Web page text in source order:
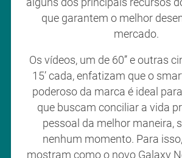
que garantem o melhor
mercado.
Os vídeos, um de 60’’ e outras
15’ cada, enfatizam que o
poderoso da marca é ideal
que buscam conciliar a vida
pessoal da melhor maneira,
nenhum momento. Para
mostram como o novo Galaxy